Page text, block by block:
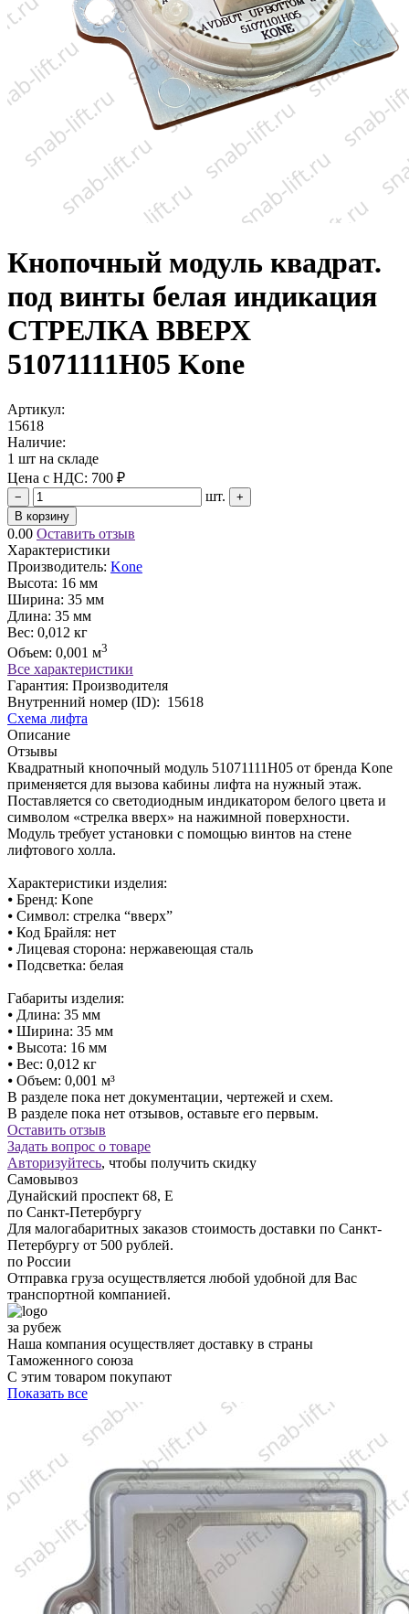
Кнопочный модуль квадрат.
под винты белая индикация
СТРЕЛКА ВВЕРХ
51071111H05 Kone
Артикул:
15618
Наличие:
1 шт на складе
Цена с НДС: 700 ₽
− шт.
+
В корзину
0.00 Оставить отзыв
Характеристики
Производитель: Kone
Высота: 16 мм
Ширина: 35 мм
Длина: 35 мм
Вес: 0,012 кг
Объем: 0,001 м3
Все характеристики
Гарантия: Производителя
Внутренний номер (ID): 15618
Схема лифта
Описание
Отзывы
Квадратный кнопочный модуль 51071111H05 от бренда Kone
применяется для вызова кабины лифта на нужный этаж.
Поставляется со светодиодным индикатором белого цвета и
символом «стрелка вверх» на нажимной поверхности.
Модуль требует установки с помощью винтов на стене
лифтового холла.
Характеристики изделия:
⦁ Бренд: Kone
⦁ Символ: стрелка “вверх”
⦁ Код Брайля: нет
⦁ Лицевая сторона: нержавеющая сталь
⦁ Подсветка: белая
Габариты изделия:
⦁ Длина: 35 мм
⦁ Ширина: 35 мм
⦁ Высота: 16 мм
⦁ Вес: 0,012 кг
⦁ Объем: 0,001 м³
В разделе пока нет документации, чертежей и схем.
В разделе пока нет отзывов, оставьте его первым.
Оставить отзыв
Задать вопрос о товаре
Авторизуйтесь, чтобы получить скидку
Самовывоз
Дунайский проспект 68, Е
по Санкт-Петербургу
Для малогабаритных заказов стоимость доставки по Санкт-
Петербургу от 500 рублей.
по России
Отправка груза осуществляется любой удобной для Вас
транспортной компанией.
за рубеж
Наша компания осуществляет доставку в страны
Таможенного союза
С этим товаром покупают
Показать все